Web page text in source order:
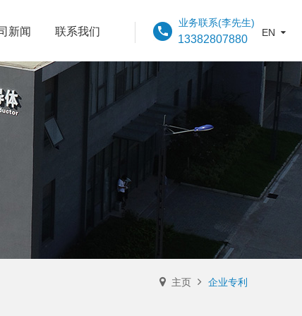
新闻 联系我们
13382807880
EN
主页 企业专利